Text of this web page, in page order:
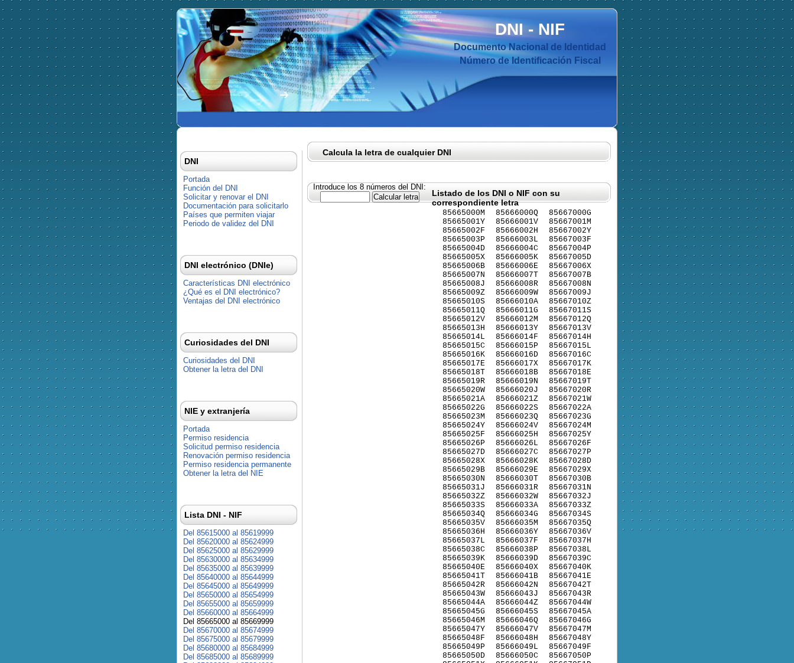
DNI-NIF
Documento Nacional de Identidad
Número de Identificación Fiscal
Calcula la letra de cualquier DNI
Introduce los 8 números del DNI:
Listado de los DNI o NIF con su
correspondiente letra
85665000M
85665001Y
85665002F
85665003P
85665004D
85665005X
85665006B
85665007N
85665008J
85665009Z
85665010S
85665011Q
85665012V
85665013H
85665014L
85665015C
85665016K
85665017E
85665018T
85665019R
85665020W
85665021A
85665022G
85665023M
85665024Y
85665025F
85665026P
85665027D
85665028X
85665029B
85665030N
85665031J
85665032Z
85665033S
85665034Q
85665035V
85665036H
85665037L
85665038C
85665039K
85665040E
85665041T
85665042R
85665043W
85665044A
85665045G
85665046M
85665047Y
85665048F
85665049P
85665050D
85666000Q
85666001V
85666002H
85666003L
85666004C
85666005K
85666006E
85666007T
85666008R
85666009W
85666010A
85666011G
85666012M
85666013Y
85666014F
85666015P
85666016D
85666017X
85666018B
85666019N
85666020J
85666021Z
85666022S
85666023Q
85666024V
85666025H
85666026L
85666027C
85666028K
85666029E
85666030T
85666031R
85666032W
85666033A
85666034G
85666035M
85666036Y
85666037F
85666038P
85666039D
85666040X
85666041B
85666042N
85666043J
85666044Z
85666045S
85666046Q
85666047V
85666048H
85666049L
85666050C
85667000G
85667001M
85667002Y
85667003F
85667004P
85667005D
85667006X
85667007B
85667008N
85667009J
85667010Z
85667011S
85667012Q
85667013V
85667014H
85667015L
85667016C
85667017K
85667018E
85667019T
85667020R
85667021W
85667022A
85667023G
85667024M
85667025Y
85667026F
85667027P
85667028D
85667029X
85667030B
85667031N
85667032J
85667033Z
85667034S
85667035Q
85667036V
85667037H
85667038L
85667039C
85667040K
85667041E
85667042T
85667043R
85667044W
85667045A
85667046G
85667047M
85667048Y
85667049F
85667050P
DNI
Portada
Función del DNI
Solicitar y renovar el DNI
Documentación para solicitarlo
Países que permiten viajar
Periodo de validez del DNI
DNI electrónico (DNIe)
Características DNI electrónico
¿Qué es el DNI electrónico?
Ventajas del DNI electrónico
Curiosidades del DNI
Curiosidades del DNI
Obtener la letra del DNI
NIE y extranjería
Portada
Permiso residencia
Solicitud permiso residencia
Renovación permiso residencia
Permiso residencia permanente
Obtener la letra del NIE
Lista DNI - NIF
Del 85615000 al 85619999
Del 85620000 al 85624999
Del 85625000 al 85629999
Del 85630000 al 85634999
Del 85635000 al 85639999
Del 85640000 al 85644999
Del 85645000 al 85649999
Del 85650000 al 85654999
Del 85655000 al 85659999
Del 85660000 al 85664999
Del 85665000 al 85669999
Del 85670000 al 85674999
Del 85675000 al 85679999
Del 85680000 al 85684999
Del 85685000 al 85689999